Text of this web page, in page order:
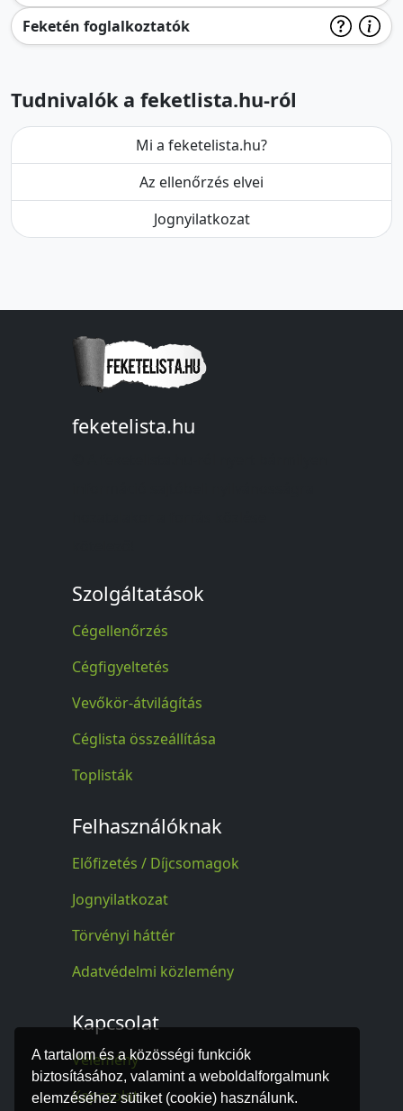
A tartalom és a közösségi funkciók
biztosításához, valamint a weboldalforgalmunk
elemzéséhez sütiket (cookie) használunk.
Feketén foglalkoztatók
Tudnivalók a feketlista.hu-ról
Mi a feketelista.hu?
Az ellenőrzés elvei
Jognyilatkozat
feketelista.hu
Szolgáltatások
Cégellenőrzés
Cégfigyeltetés
Vevőkör-átvilágítás
Céglista összeállítása
Toplisták
Felhasználóknak
Előfizetés / Díjcsomagok
Jognyilatkozat
Törvényi háttér
Adatvédelmi közlemény
Kapcsolat
Vélemény
Kapcsolat